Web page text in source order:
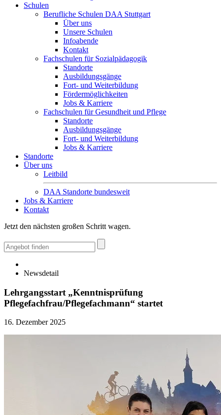
Schulen
Berufliche Schulen DAA Stuttgart
Über uns
Unsere Schulen
Infoabende
Kontakt
Fachschulen für Sozialpädagogik
Standorte
Ausbildungsgänge
Fort- und Weiterbildung
Fördermöglichkeiten
Jobs & Karriere
Fachschulen für Gesundheit und Pflege
Standorte
Ausbildungsgänge
Fort- und Weiterbildung
Jobs & Karriere
Standorte
Über uns
Leitbild
DAA Standorte bundesweit
Jobs & Karriere
Kontakt
Jetzt den nächsten großen Schritt wagen.
Newsdetail
Lehrgangsstart „Kenntnisprüfung
Pflegefachfrau/Pflegefachmann“ startet
16. Dezember 2025